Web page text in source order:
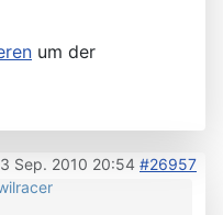
um der
Sep. 2010 20:54 #26957